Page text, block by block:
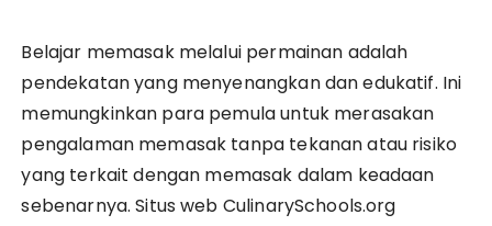
Belajar memasak melalui permainan adalah
pendekatan yang menyenangkan dan edukatif. Ini
memungkinkan para pemula untuk merasakan
pengalaman memasak tanpa tekanan atau risiko
yang terkait dengan memasak dalam keadaan
sebenarnya. Situs web CulinarySchools.org